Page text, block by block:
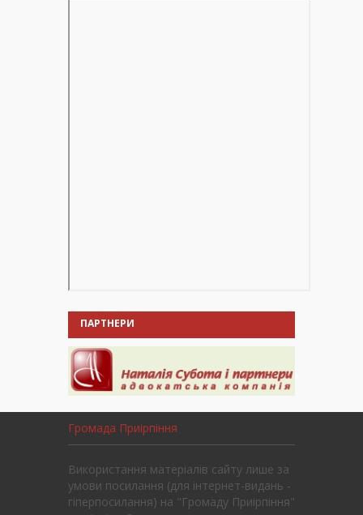
ПАРТНЕРИ
Громада Приірпіння
Використання матеріалів сайту лише за
умови посилання (для інтернет-видань -
гіперпосилання) на "Громаду Приірпіння"